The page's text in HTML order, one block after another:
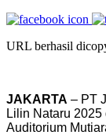
URL berhasil
JAKARTA – PT
Lilin Nataru
Auditorium